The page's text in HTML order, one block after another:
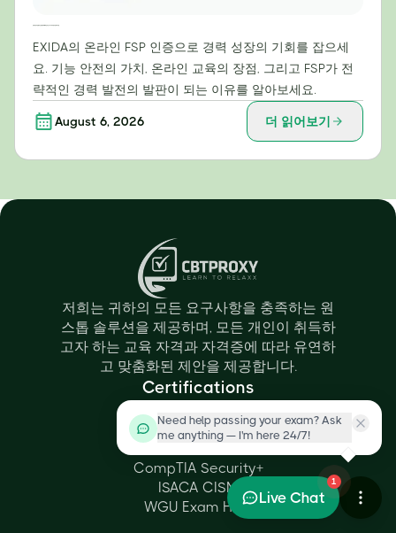
EXIDA의 온라인 FSP 인증으로 경력 성장의 기회를 잡으세
요. 기능 안전의 가치, 온라인 교육의 장점, 그리고 FSP가 전
략적인 경력 발전의 발판이 되는 이유를 알아보세요.
August 6, 2026 더 읽어보기
저희는 귀하의 모든 요구사항을 충족하는 원
스톱 솔루션을 제공하며, 모든 개인이 취득하
고자 하는 교육 자격과 자격증에 따라 유연하
고 맞춤화된 제안을 제공합니다.
Certifications
PMI PMP
CompTIA Security+
ISACA CISM
WGU Exam Help
Need help passing your exam? Ask
me anything — I'm here 24/7!
1
Live Chat